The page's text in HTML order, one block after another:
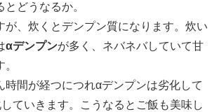
どうなるか。
が、炊くとデンプン質になります。炊い
αデンプンが多く、ネバネバしていて甘
時間が経つにつれαデンプンは劣化して
ていきます。こうなるとご飯も美味し